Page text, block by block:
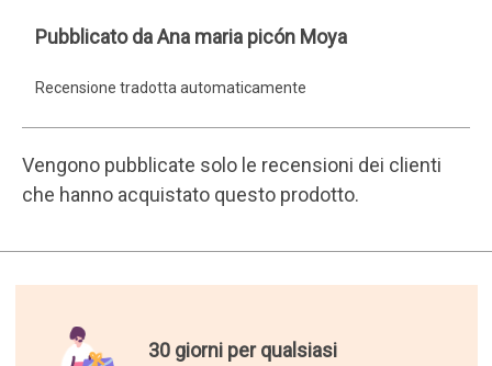
Ana
picón
Moya
Pubblicato da Ana maria picón Moya
Recensione tradotta automaticamente
Vengono pubblicate solo le recensioni dei clienti
che hanno acquistato questo prodotto.
30 giorni per qualsiasi